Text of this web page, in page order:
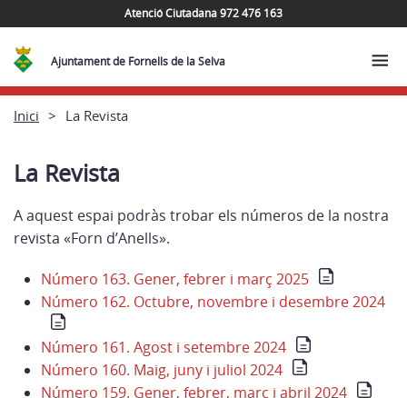
Atenció Ciutadana 972 476 163
Ajuntament de Fornells de la Selva
Inici La Revista
La Revista
A aquest espai podràs trobar els números de la nostra
revista «Forn d’Anells».
Número 163. Gener, febrer i març 2025
Número 162. Octubre, novembre i desembre 2024
Número 161. Agost i setembre 2024
Número 160. Maig, juny i juliol 2024
Número 159. Gener, febrer, març i abril 2024